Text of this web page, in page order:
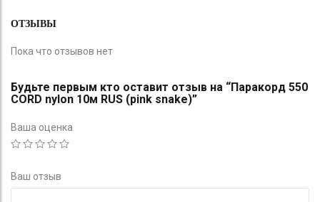
ОТЗЫВЫ
Пока что отзывов нет
Будьте первым кто оставит отзыв на “Паракорд 550
CORD nylon 10м RUS (pink snake)”
Ваша оценка
Ваш отзыв